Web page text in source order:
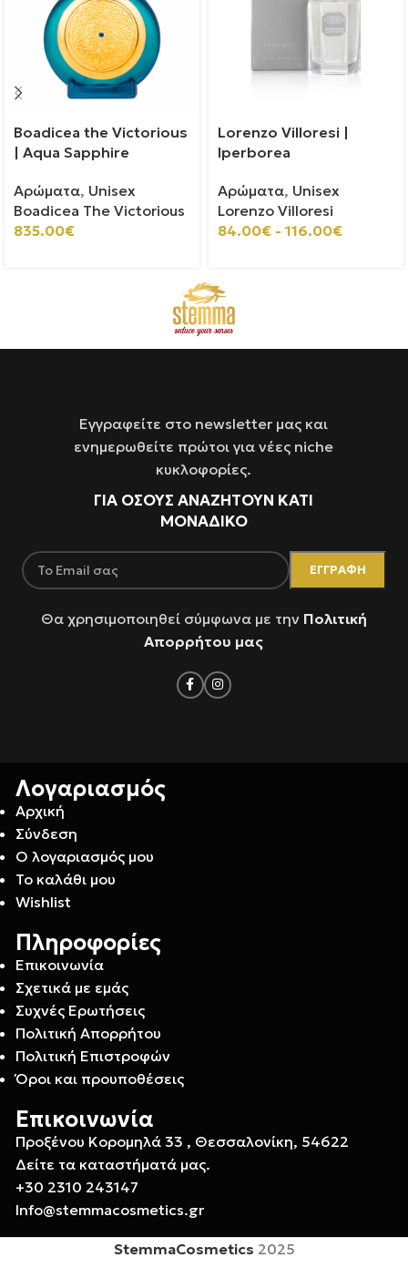
Boadicea the Victorious
| Aqua Sapphire
Αρώματα, Unisex
Boadicea The Victorious
835.00€
Lorenzo Villoresi |
Iperborea
Αρώματα, Unisex
Lorenzo Villoresi
84.00€ - 116.00€
Εγγραφείτε στο newsletter μας και
ενημερωθείτε πρώτοι για νέες niche
κυκλοφορίες.
ΓΙΑ ΌΣΟΥΣ ΑΝΑΖΗΤΟΥΝ ΚΑΤΙ
ΜΟΝΑΔΙΚΟ
Θα χρησιμοποιηθεί σύμφωνα με την Πολιτική
Απορρήτου μας
Λογαριασμός
Αρχική
Σύνδεση
Ο λογαριασμός μου
Το καλάθι μου
Wishlist
Πληροφορίες
Επικοινωνία
Σχετικά με εμάς
Συχνές Ερωτήσεις
Πολιτική Απορρήτου
Πολιτική Επιστροφών
Όροι και προυποθέσεις
Επικοινωνία
Προξένου Κορομηλά 33 , Θεσσαλονίκη, 54622
Δείτε τα καταστήματά μας.
+30 2310 243147
Info@stemmacosmetics.gr
StemmaCosmetics 2025